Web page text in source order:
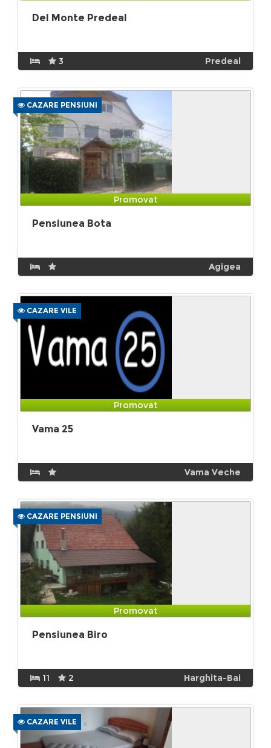
Del Monte Predeal
3 Predeal
CAZARE PENSIUNI
Promovat
Pensiunea Bota
Agigea
CAZARE VILE
Promovat
Vama 25
Vama Veche
CAZARE PENSIUNI
Promovat
Pensiunea Biro
11 2 Harghita-Bai
CAZARE VILE